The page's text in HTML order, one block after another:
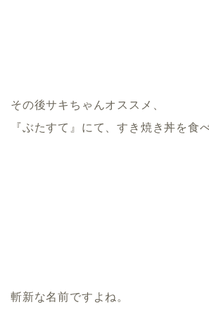
その後サキちゃんオススメ、
『ぶたすて』にて、すき焼き丼を食
斬新な名前ですよね。